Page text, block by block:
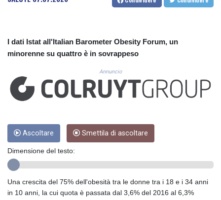
CUC 1.156136
DJF 205.46888
DKK 7.477932
DZD 153.688625
EGP 57.293288
ERN 17.342035
FKP 0.859288
GBP 0.856968
GIP 0.859288
GMD 84.980421
I dati Istat all'Italian Barometer Obesity Forum, un
minorenne su quattro è in sovrappeso
Annuncio
Ascoltare Smettila di ascoltare
Dimensione del testo:
Una crescita del 75% dell'obesità tra le donne tra i 18 e i 34 anni
in 10 anni, la cui quota è passata dal 3,6% del 2016 al 6,3%